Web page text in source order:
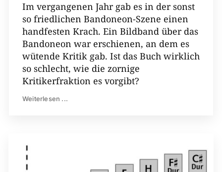
Im vergangenen Jahr gab es in der sonst
so friedlichen Bandoneon-Szene einen
handfesten Krach. Ein Bildband über das
Bandoneon war erschienen, an dem es
wütende Kritik gab. Ist das Buch wirklich
so schlecht, wie die zornige
Kritikerfraktion es vorgibt?
Weiterlesen ...